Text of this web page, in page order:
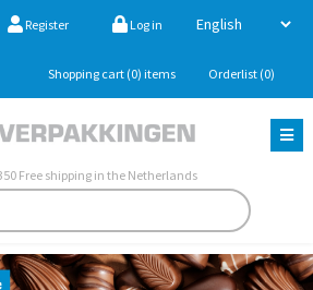
Register Log in
Shopping cart (0) items Orderlist (0)
Free shipping in the Netherlands